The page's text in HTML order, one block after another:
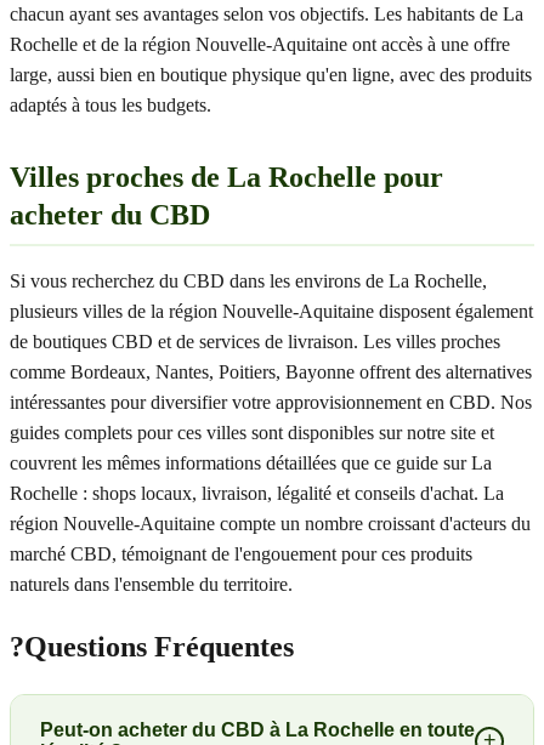
chacun ayant ses avantages selon vos objectifs. Les habitants de La
Rochelle et de la région Nouvelle-Aquitaine ont accès à une offre
large, aussi bien en boutique physique qu'en ligne, avec des produits
adaptés à tous les budgets.
Villes proches de La Rochelle pour
acheter du CBD
Si vous recherchez du CBD dans les environs de La Rochelle,
plusieurs villes de la région Nouvelle-Aquitaine disposent également
de boutiques CBD et de services de livraison. Les villes proches
comme Bordeaux, Nantes, Poitiers, Bayonne offrent des alternatives
intéressantes pour diversifier votre approvisionnement en CBD. Nos
guides complets pour ces villes sont disponibles sur notre site et
couvrent les mêmes informations détaillées que ce guide sur La
Rochelle : shops locaux, livraison, légalité et conseils d'achat. La
région Nouvelle-Aquitaine compte un nombre croissant d'acteurs du
marché CBD, témoignant de l'engouement pour ces produits
naturels dans l'ensemble du territoire.
?Questions Fréquentes
Peut-on acheter du CBD à La Rochelle en toute